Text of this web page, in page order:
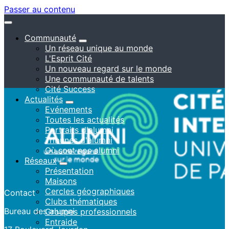
Passer au contenu
Communauté
Un réseau unique au monde
L'Esprit Cité
Un nouveau regard sur le monde
Une communauté de talents
Cité Success
Actualités
Evénements
Toutes les actualités
Portraits d'alumni
Tribunes d'alumni
Où sont nos alumni
Réseaux
Présentation
Maisons
Cercles géographiques
Clubs thématiques
Groupes professionnels
Entraide
Contact
Bureau des alumni